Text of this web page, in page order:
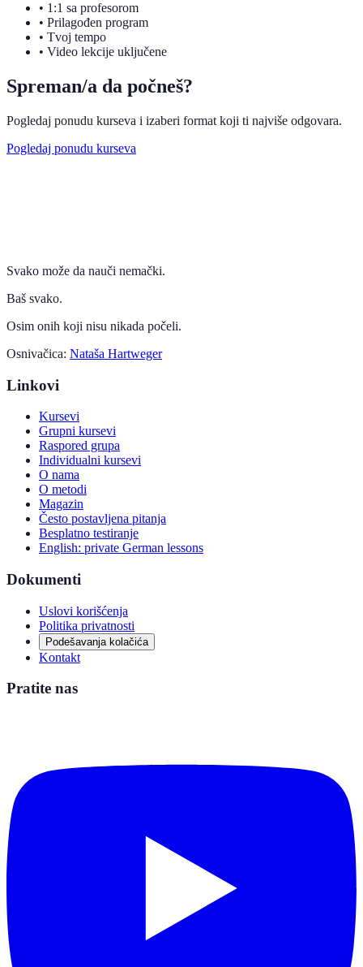
• 1:1 sa profesorom
• Prilagođen program
• Tvoj tempo
• Video lekcije uključene
Spreman/a da počneš?
Pogledaj ponudu kurseva i izaberi format koji ti najviše odgovara.
Pogledaj ponudu kurseva
Svako može da nauči nemački.
Baš svako.
Osim onih koji nisu nikada počeli.
Osnivačica: Nataša Hartweger
Linkovi
Kursevi
Grupni kursevi
Raspored grupa
Individualni kursevi
O nama
O metodi
Magazin
Često postavljena pitanja
Besplatno testiranje
English: private German lessons
Dokumenti
Uslovi korišćenja
Politika privatnosti
Podešavanja kolačića
Kontakt
Pratite nas